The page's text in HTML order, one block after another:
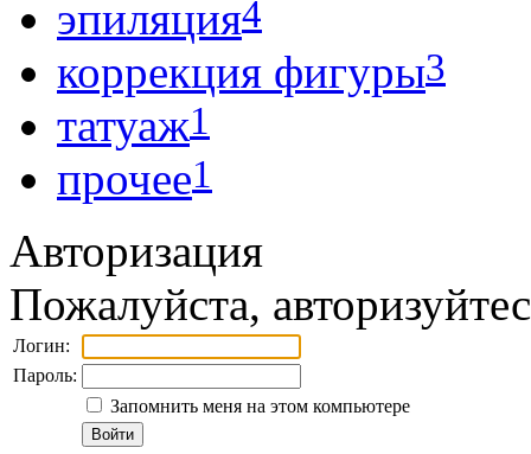
эпиляция4
коррекция фигуры3
татуаж1
прочее1
Авторизация
Пожалуйста,
Логин:
Пароль:
Запомнить меня на этом компьютере